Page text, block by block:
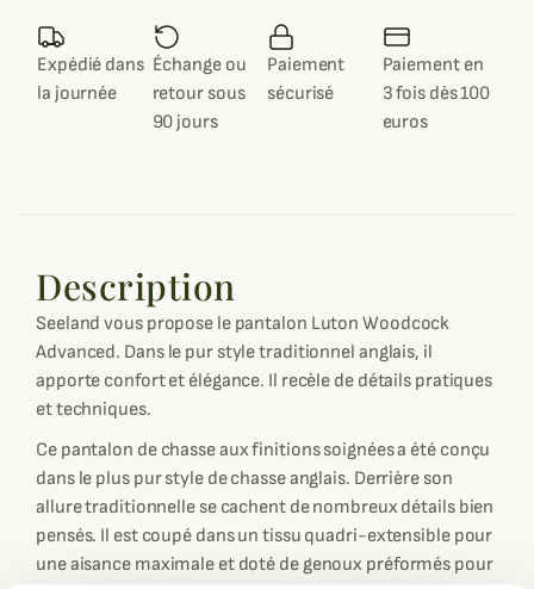
Expédié dans
la journée
Échange ou
retour sous
90 jours
Paiement
sécurisé
Paiement en
3 fois dès 100
euros
Description
Seeland vous propose le pantalon Luton Woodcock
Advanced. Dans le pur style traditionnel anglais, il
apporte confort et élégance. Il recèle de détails pratiques
et techniques.
Ce pantalon de chasse aux finitions soignées a été conçu
dans le plus pur style de chasse anglais. Derrière son
allure traditionnelle se cachent de nombreux détails bien
pensés. Il est coupé dans un tissu quadri-extensible pour
une aisance maximale et doté de genoux préformés pour